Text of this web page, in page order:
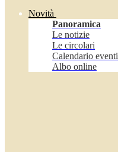
Novità
Panoramica
Le notizie
Le circolari
Calendario eventi
Albo online